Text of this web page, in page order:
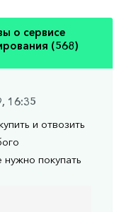
о сервисе
(568)
16:35
и отвозить
покупать